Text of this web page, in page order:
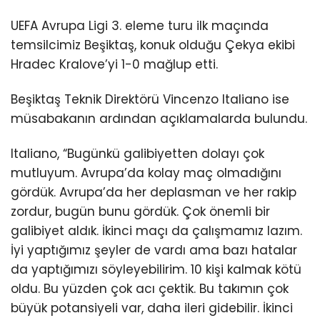
UEFA Avrupa Ligi 3. eleme turu ilk maçında
temsilcimiz Beşiktaş, konuk olduğu Çekya ekibi
Hradec Kralove’yi 1-0 mağlup etti.
Beşiktaş Teknik Direktörü Vincenzo Italiano ise
müsabakanın ardından açıklamalarda bulundu.
Italiano, “Bugünkü galibiyetten dolayı çok
mutluyum. Avrupa’da kolay maç olmadığını
gördük. Avrupa’da her deplasman ve her rakip
zordur, bugün bunu gördük. Çok önemli bir
galibiyet aldık. İkinci maçı da çalışmamız lazım.
İyi yaptığımız şeyler de vardı ama bazı hatalar
da yaptığımızı söyleyebilirim. 10 kişi kalmak kötü
oldu. Bu yüzden çok acı çektik. Bu takımın çok
büyük potansiyeli var, daha ileri gidebilir. İkinci